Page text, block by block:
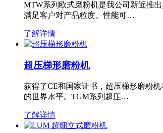
MTW系列欧式磨粉机是我公司新近推
满足客户对产品粒度、性能可…
了解详情
超压梯形磨粉机
获得了CE和国家证书，超压梯形磨粉
的世界水平。TGM系列超压…
了解详情